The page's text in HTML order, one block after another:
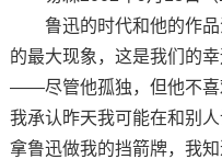
鲁迅的时代和他的作品
的最大现象，这是我们的
——尽管他孤独，但他不喜
我承认昨天我可能在和别
拿鲁迅做我的挡箭牌，我